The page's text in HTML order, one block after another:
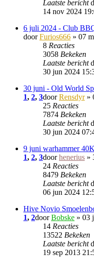
Laatste bericht
14 nov 2024
6 juli 2024 - Club
doorFurios666 » 07
8 Reacties
3058 Bekeken
Laatste bericht
30 jun 2024
30 juni - Old World
1, 2, 3doorRensdyr»
25 Reacties
7874 Bekeken
Laatste bericht
30 jun 2024
9 juni warhammer
1, 2, 3doorhenerius »
24 Reacties
8479 Bekeken
Laatste bericht
06 jun 2024
Hive Novio
1, 2doorBobske » 03
14 Reacties
13522 Bekeken
Laatste bericht
19 sep 2013